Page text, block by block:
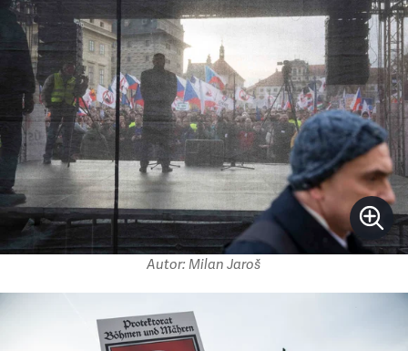
Autor: Milan Jaroš